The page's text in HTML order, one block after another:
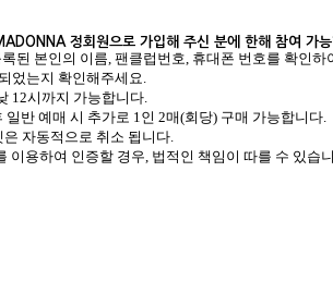
정회원으로 가입해 주신 분에 한해 참여 가
된 본인의 이름, 팬클럽번호, 휴대폰 번호를 확인하
었는지 확인해주세요.
12시까지 가능합니다.
일반 예매 시 추가로 1인 2매(회당) 구매 가능합니다.
자동적으로 취소 됩니다.
이용하여 인증할 경우, 법적인 책임이 따를 수 있습